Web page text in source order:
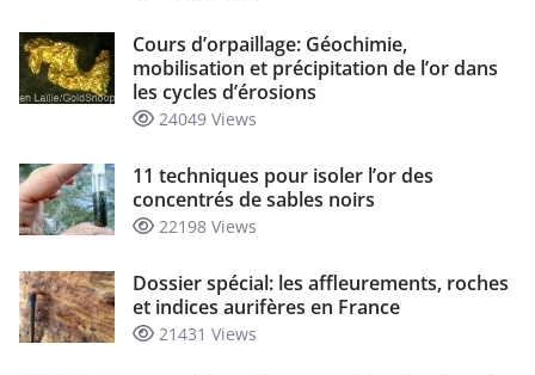
Cours d’orpaillage: Géochimie,
mobilisation et précipitation de l’or dans
les cycles d’érosions
24049 Views
11 techniques pour isoler l’or des
concentrés de sables noirs
22198 Views
Dossier spécial: les affleurements, roches
et indices aurifères en France
21431 Views